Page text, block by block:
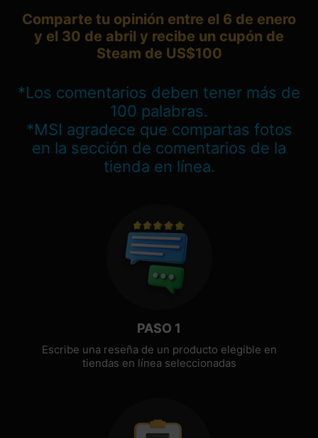
Comparte tu opinión entre el 6 de enero
y el 30 de abril y recibe un cupón de
Steam de US$100
*Los comentarios deben tener más de
100 palabras.
*MSI agradece que compartas fotos
en la sección de comentarios de la
tienda en línea.
PASO 1
Escribe una reseña de un producto elegible en
tiendas en línea seleccionadas